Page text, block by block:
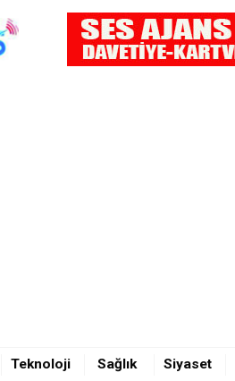
Teknoloji Sağlık Siyaset
KAFA KAFAYA ÇARPIŞTI: 4 YARALI